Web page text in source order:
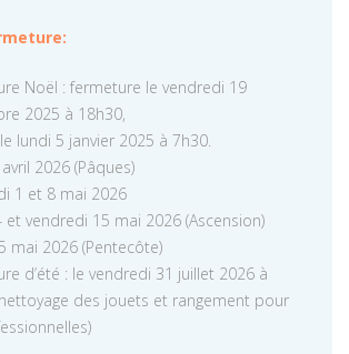
Noël : fermeture le vendredi 19
2025 à 18h30,
lundi 5 janvier 2025 à 7h30.
2026 (Pâques)
1 et 8 mai 2026
et vendredi 15 mai 2026 (Ascension)
mai 2026 (Pentecôte)
d’été : le vendredi 31 juillet 2026 à
des jouets et rangement pour